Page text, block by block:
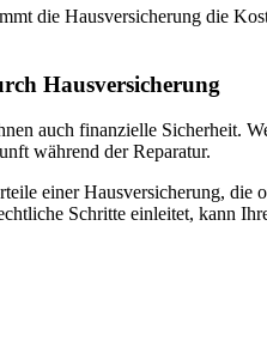
die Hausversicherung die
Hausversicherung
auch finanzielle Sicherheit.
während der Reparatur.
einer Hausversicherung, die
Schritte einleitet, kann